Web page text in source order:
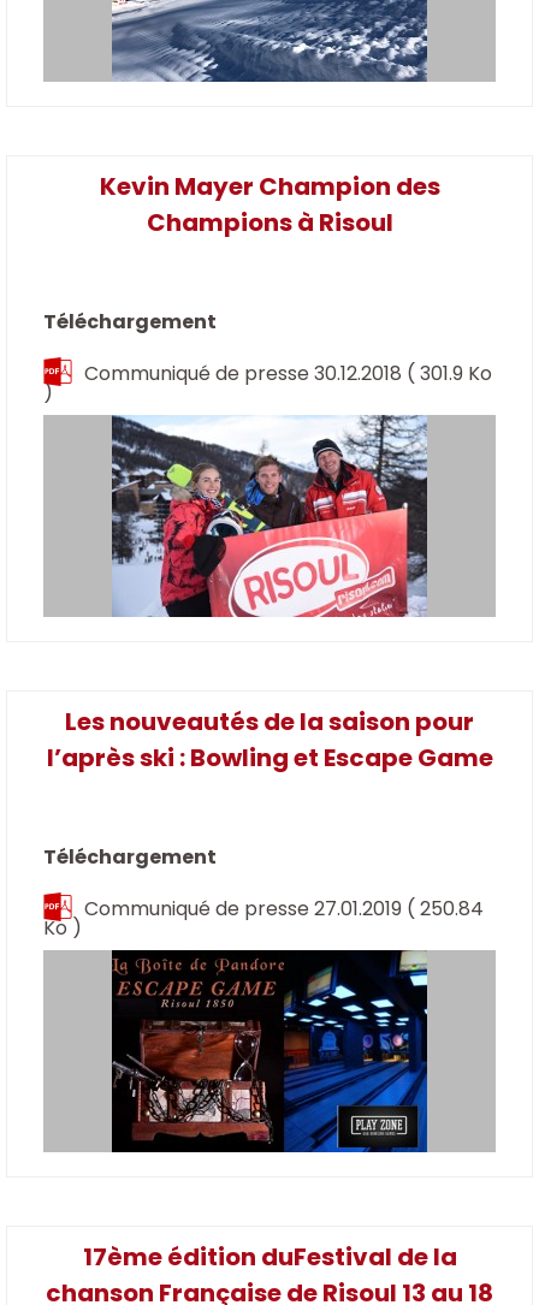
Kevin Mayer Champion des
Champions à Risoul
Téléchargement
Communiqué de presse 30.12.2018 ( 301.9 Ko
)
Les nouveautés de la saison pour
l’après ski : Bowling et Escape Game
Téléchargement
Communiqué de presse 27.01.2019 ( 250.84
Ko )
17ème édition duFestival de la
chanson Française de Risoul 13 au 18